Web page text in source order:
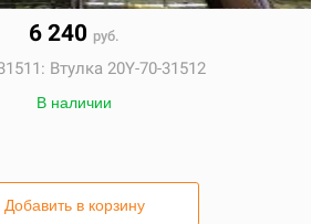
6 240 руб.
Втулка 20Y-70-31512
В наличии
Добавить в корзину